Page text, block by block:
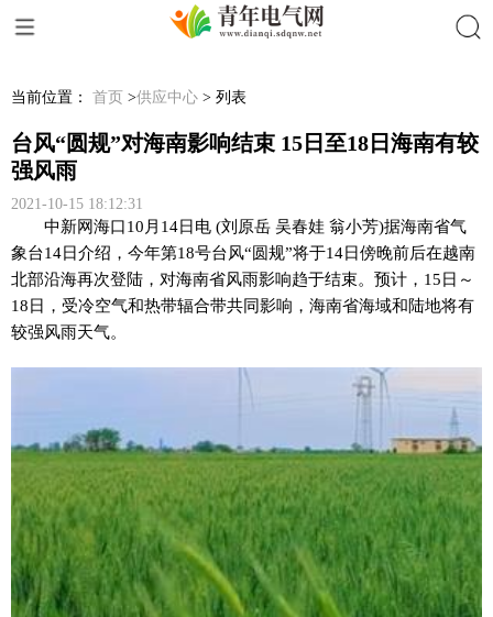
当前位置： 首页 >供应中心 > 列表
台风“圆规”对海南影响结束 15日至18日海南有较
强风雨
2021-10-15 18:12:31
中新网海口10月14日电 (刘原岳 吴春娃 翁小芳)据海南省气
象台14日介绍，今年第18号台风“圆规”将于14日傍晚前后在越南
北部沿海再次登陆，对海南省风雨影响趋于结束。预计，15日～
18日，受冷空气和热带辐合带共同影响，海南省海域和陆地将有
较强风雨天气。